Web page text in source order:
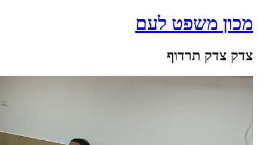
מכון משפט לעם
צדק צדק תרדוף